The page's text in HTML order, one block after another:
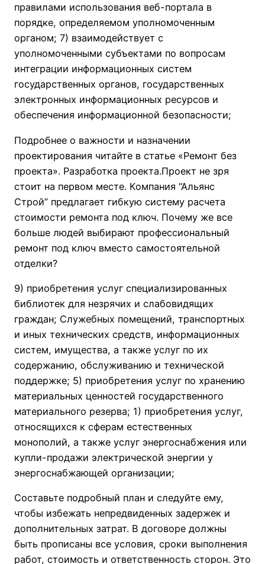
правилами использования веб-портала в
порядке, определяемом уполномоченным
органом; 7) взаимодействует с
уполномоченными субъектами по вопросам
интеграции информационных систем
государственных органов, государственных
электронных информационных ресурсов и
обеспечения информационной безопасности;
Подробнее о важности и назначении
проектирования читайте в статье «Ремонт без
проекта». Разработка проекта.Проект не зря
стоит на первом месте. Компания “Альянс
Строй” предлагает гибкую систему расчета
стоимости ремонта под ключ. Почему же все
больше людей выбирают профессиональный
ремонт под ключ вместо самостоятельной
отделки?
9) приобретения услуг специализированных
библиотек для незрячих и слабовидящих
граждан; Служебных помещений, транспортных
и иных технических средств, информационных
систем, имущества, а также услуг по их
содержанию, обслуживанию и технической
поддержке; 5) приобретения услуг по хранению
материальных ценностей государственного
материального резерва; 1) приобретения услуг,
относящихся к сферам естественных
монополий, а также услуг энергоснабжения или
купли-продажи электрической энергии у
энергоснабжающей организации;
Составьте подробный план и следуйте ему,
чтобы избежать непредвиденных задержек и
дополнительных затрат. В договоре должны
быть прописаны все условия, сроки выполнения
работ, стоимость и ответственность сторон. Это